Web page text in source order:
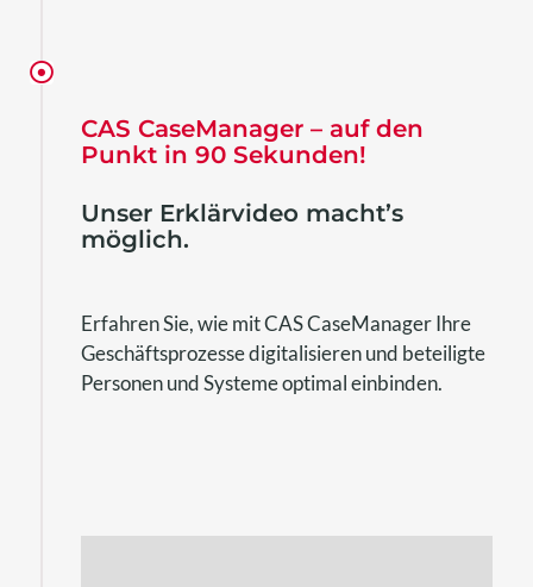
CAS CaseManager – auf den
Punkt in 90 Sekunden!
Unser Erklärvideo macht’s
möglich.
Erfahren Sie, wie mit CAS CaseManager Ihre
Geschäftsprozesse digitalisieren und beteiligte
Personen und Systeme optimal einbinden.